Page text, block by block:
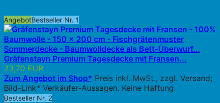
AngebotBestseller Nr. 1
Gräfenstayn Premium Tagesdecke mit Fransen...
23,70 EUR
Zum Angebot im Shop* Preis inkl. MwSt., zzgl. Versand;
Bild-Link* Verkäufer-Aussagen. Keine Haftung
Bestseller Nr. 2